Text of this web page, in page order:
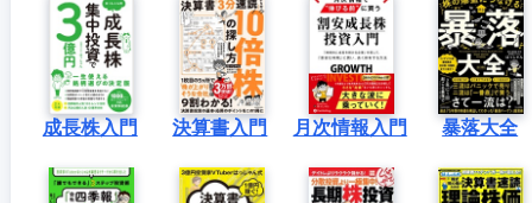
成長株入門 決算書入門 月次情報入門 暴落大全